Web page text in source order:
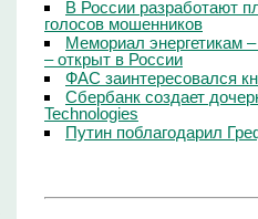
В России разработают
голосов мошенников
Мемориал энергетикам
– открыт в России
ФАС заинтересовался
Сбербанк создает
Technologies
Путин поблагодарил